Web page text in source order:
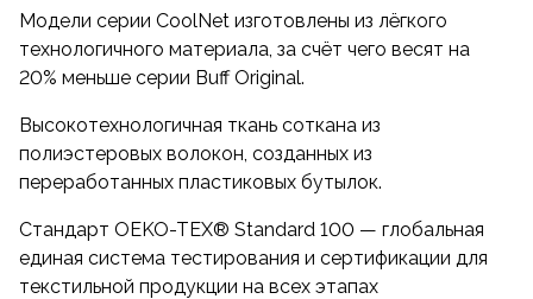
Модели серии CoolNet изготовлены из лёгкого
технологичного материала, за счёт чего весят на
20% меньше серии Buff Original.
Высокотехнологичная ткань соткана из
полиэстеровых волокон, созданных из
переработанных пластиковых бутылок.
Стандарт OEKO-TEX® Standard 100 — глобальная
единая система тестирования и сертификации для
текстильной продукции на всех этапах